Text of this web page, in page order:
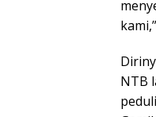
NTB